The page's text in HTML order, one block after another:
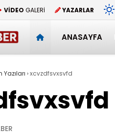
VİDEO GALERİ YAZARLAR
ANASAYFA
Yazıları ›xcvzdfsvxsvfd